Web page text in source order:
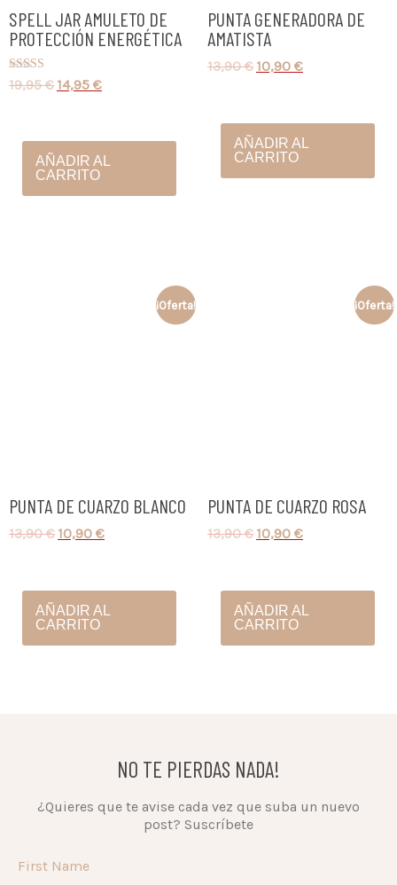
SPELL JAR AMULETO DE
PROTECCIÓN ENERGÉTICA
Valorado
con
19,95€ 14,95 €
AÑADIR AL
CARRITO
PUNTA GENERADORA DE
AMATISTA
13,90€ 10,90 €
AÑADIR AL
CARRITO
¡Oferta!
PUNTA DE CUARZO BLANCO
13,90€ 10,90 €
AÑADIR AL
CARRITO
¡Oferta!
PUNTA DE CUARZO ROSA
13,90€ 10,90 €
AÑADIR AL
CARRITO
NO TE PIERDAS NADA!
¿Quieres que te avise cada vez que suba un nuevo
post? Suscríbete
First Name